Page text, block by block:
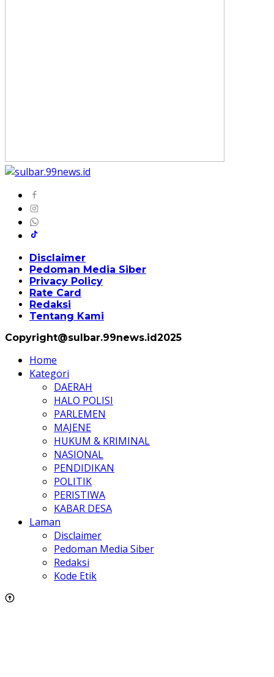
Disclaimer
Pedoman Media Siber
Privacy Policy
Rate Card
Redaksi
Tentang Kami
Copyright@sulbar.99news.id2025
Home
Kategori
DAERAH
HALO POLISI
PARLEMEN
MAJENE
HUKUM & KRIMINAL
NASIONAL
PENDIDIKAN
POLITIK
PERISTIWA
KABAR DESA
Laman
Disclaimer
Pedoman Media Siber
Redaksi
Kode Etik